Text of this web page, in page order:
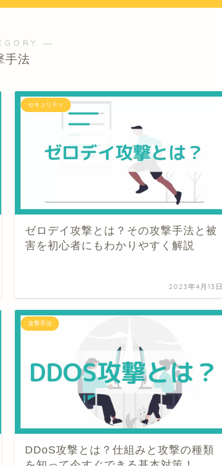
―
手法
セキュリティ
ゼロデイ攻撃とは？その攻撃手法と被
害を初心者にもわかりやすく解説
2023年4月13日
攻撃手法
DDoS攻撃とは？仕組みと攻撃の種類